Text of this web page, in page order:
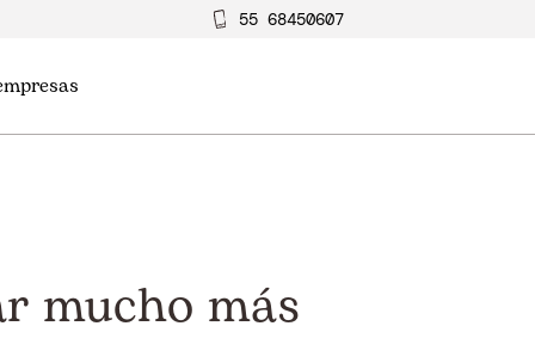
55 68450607
mucho más